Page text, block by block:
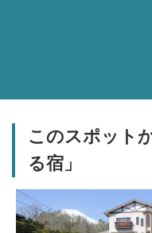
このスポット
る宿」